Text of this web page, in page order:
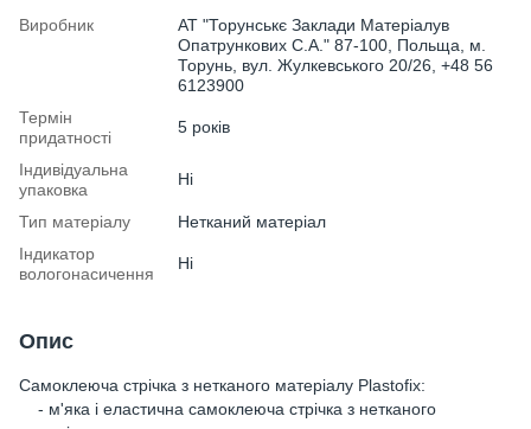
Виробник
АТ "Торунськє Заклади Матеріалув
Опатрункових С.А." 87-100, Польща, м.
Торунь, вул. Жулкевського 20/26, +48 56
6123900
Термін
придатності
5 років
Індивідуальна
упаковка
Ні
Тип матеріалу
Нетканий матеріал
Індикатор
вологонасичення
Ні
Опис
Самоклеюча стрічка з нетканого матеріалу Plastofix:
- м'яка і еластична самоклеюча стрічка з нетканого